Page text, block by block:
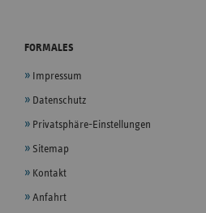
FORMALES
Impressum
Datenschutz
Privatsphäre-Einstellungen
Sitemap
Kontakt
Anfahrt